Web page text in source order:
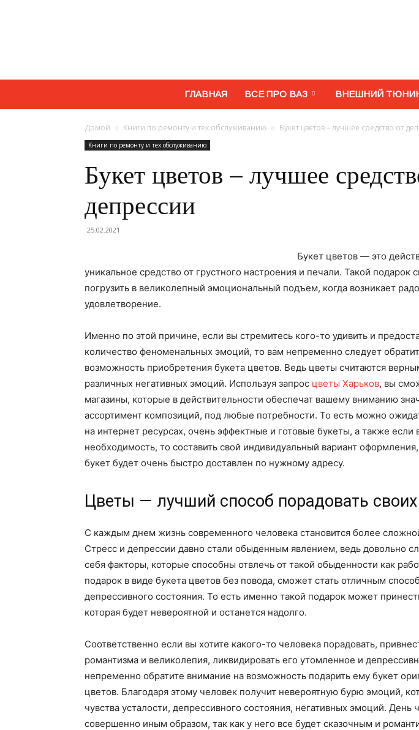
ГЛАВНАЯ ВСЕ ПРО ВАЗ ВНЕШНИЙ
Домой Книги по ремонту и тех.обслуживанию Букет цветов – лучшее средство от
Книги по ремонту и тех.обслуживанию
Букет цветов – лучшее
депрессии
25.02.2021
Букет цветов — это
уникальное средство от грустного настроения и печали. Такой подарок
погрузить в великолепный эмоциональный подъем, когда возникает
удовлетворение.
Именно по этой причине, если вы стремитесь кого-то удивить и
количество феноменальных эмоций, то вам непременно следует
возможность приобретения букета цветов. Ведь цветы считаются
различных негативных эмоций. Используя запрос цветы Харьков, вы
магазины, которые в действительности обеспечат вашему вниманию
ассортимент композиций, под любые потребности. То есть можно
на интернет ресурсах, очень эффектные и готовые букеты, а также если
необходимость, то составить свой индивидуальный вариант
букет будет очень быстро доставлен по нужному адресу.
Цветы — лучший способ порадовать
С каждым днем жизнь современного человека становится более
Стресс и депрессии давно стали обыденным явлением, ведь довольно
себя факторы, которые способны отвлечь от такой обыденности как
подарок в виде букета цветов без повода, сможет стать отличным
депрессивного состояния. То есть именно такой подарок может
которая будет невероятной и останется надолго.
Соответственно если вы хотите какого-то человека порадовать,
романтизма и великолепия, ликвидировать его утомленное и
непременно обратите внимание на возможность подарить ему букет
цветов. Благодаря этому человек получит невероятную бурю эмоций,
чувства усталости, депрессивного состояния, негативных эмоций. День
совершенно иным образом, так как у него все будет сказочным и